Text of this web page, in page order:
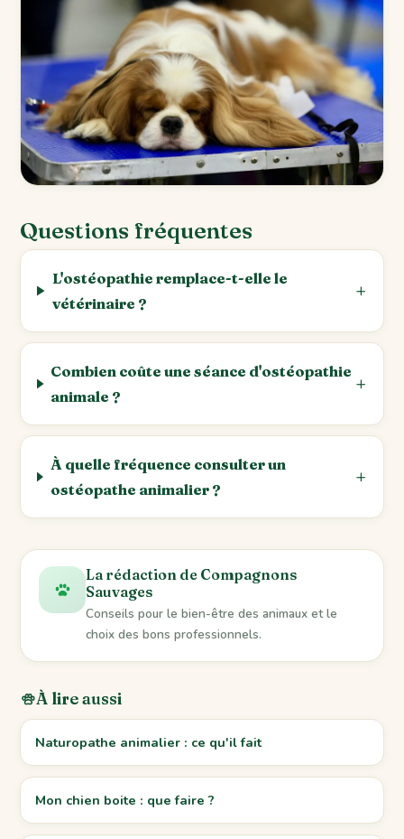
Questions fréquentes
L'ostéopathie remplace-t-elle le
vétérinaire ?
Combien coûte une séance d'ostéopathie
animale ?
À quelle fréquence consulter un
ostéopathe animalier ?
La rédaction de Compagnons
Sauvages
Conseils pour le bien-être des animaux et le
choix des bons professionnels.
À lire aussi
Naturopathe animalier : ce qu'il fait
Mon chien boite : que faire ?